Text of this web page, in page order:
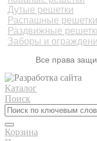
Дутые решетки
Распашные решетки
Раздвижные
Заборы и
Все права
Каталог
Поиск
Корзина